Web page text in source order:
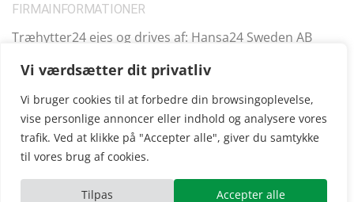
Vi værdsætter dit privatliv
Vi bruger cookies til at forbedre din browsingoplevelse,
vise personlige annoncer eller indhold og analysere vores
trafik. Ved at klikke på "Accepter alle", giver du samtykke
til vores brug af cookies.
Tilpas Accepter alle
FIRMAINFORMATIONER
Træhytter24 ejes og drives af: Hansa24 Sweden AB
Kungsbro Strand 29, 112 26 Stockholm, Sverige.
Copyright © 2025Træhytter24, vi opererer også i følgende
andre lande: SE|FI|